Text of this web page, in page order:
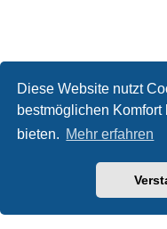
Diese Website nutzt
bestmöglichen
bieten. Mehr erfahren